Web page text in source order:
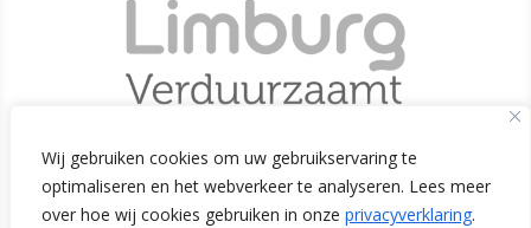
Wij gebruiken cookies om uw gebruikservaring te
optimaliseren en het webverkeer te analyseren. Lees meer
over hoe wij cookies gebruiken in onze privacyverklaring.
Initiatiefnemers